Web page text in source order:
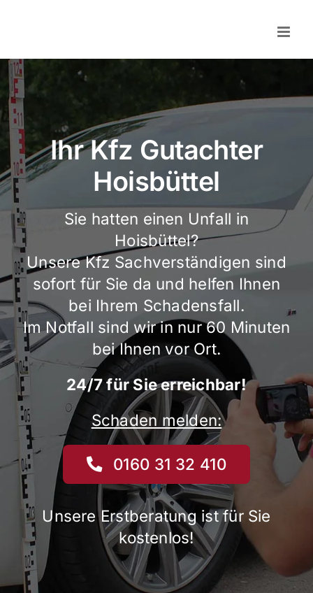
Ihr Kfz Gutachter
Hoisbüttel
Sie hatten einen Unfall in
Hoisbüttel?
Unsere Kfz Sachverständigen sind
sofort für Sie da und helfen Ihnen
bei Ihrem Schadensfall.
Im Notfall sind wir in nur 60 Minuten
bei Ihnen vor Ort.
24/7 für Sie erreichbar!
Schaden melden:
0160 31 32 410
Unsere Erstberatung ist für Sie
kostenlos!